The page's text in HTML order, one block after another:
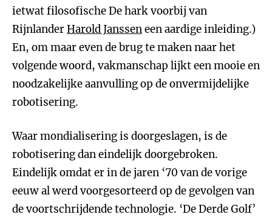
ietwat filosofische De hark voorbij van
RijnlanderHarold Jansseneen aardige inleiding.)
En, om maar even de brug te maken naar het
volgende woord, vakmanschap lijkt een mooie en
noodzakelijke aanvulling op de onvermijdelijke
robotisering.
Waar mondialisering is doorgeslagen, is de
robotisering dan eindelijk doorgebroken.
Eindelijk omdat er in de jaren ‘70 van de vorige
eeuw al werd voorgesorteerd op de gevolgen van
de voortschrijdende technologie. ‘De Derde Golf’